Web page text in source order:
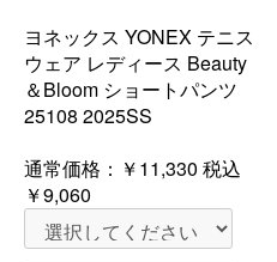
ヨネックス YONEX テニス
ウェア レディース Beauty
＆Bloom ショートパンツ
25108 2025SS
通常価格： ￥11,330 税込
￥9,060